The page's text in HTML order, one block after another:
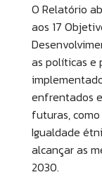
O Relatório
aos 17
as políticas e
enfrentados
futuras,
Igualdade
alcançar as
2030.